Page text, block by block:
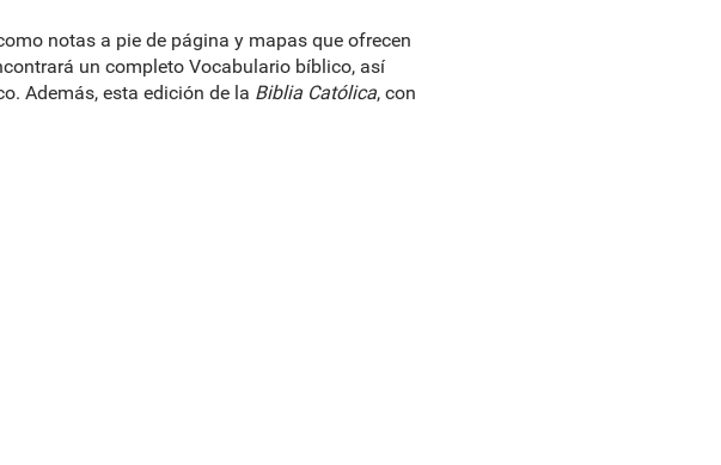
notas a pie de página y mapas que ofrecen
un completo Vocabulario bíblico, así
Además, esta edición de la Biblia Católica, con